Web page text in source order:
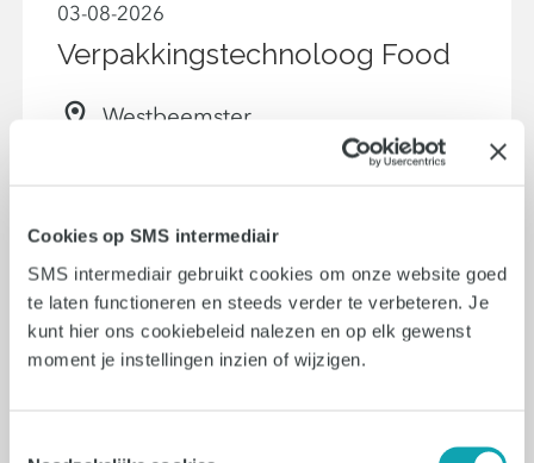
Cookies op SMS intermediair
SMS intermediair gebruikt cookies om onze website goed
te laten functioneren en steeds verder te verbeteren. Je
kunt hier ons cookiebeleid nalezen en op elk gewenst
moment je instellingen inzien of wijzigen.
03-08-2026
Verpakkingstechnoloog Food
Westbeemster
Vacature bekijken